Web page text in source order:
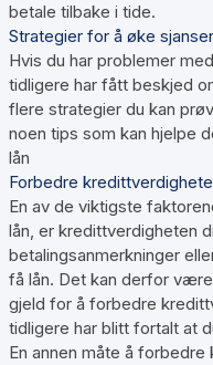
betale tilbake i tide.
Strategier for å øke
Hvis du har problemer
tidligere har fått beskjed
flere strategier du kan
noen tips som kan hjelpe
lån
Forbedre
En av de viktigste
lån, er kredittverdigheten
betalingsanmerkninger
få lån. Det kan derfor
gjeld for å forbedre
tidligere har blitt fortalt at
En annen måte å